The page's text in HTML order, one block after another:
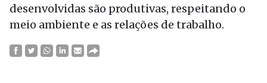
desenvolvidas são produtivas, respeitando o
meio ambiente e as relações de trabalho.